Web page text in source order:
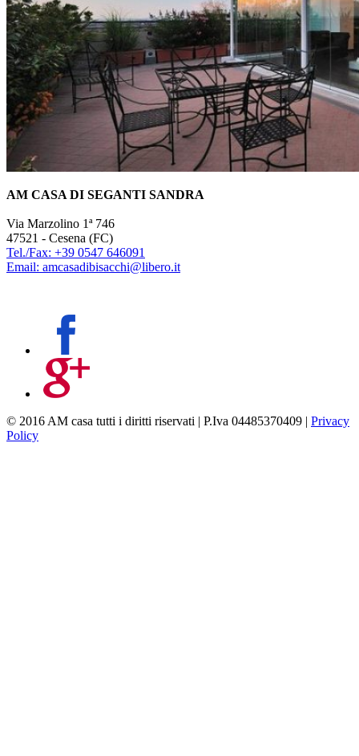
AM CASA DI SEGANTI SANDRA
Via Marzolino 1ª 746
47521 - Cesena (FC)
Tel./Fax: +39 0547 646091
Email: amcasadibisacchi@libero.it
© 2016 AM casa tutti i diritti riservati | P.Iva 04485370409 | Privacy
Policy